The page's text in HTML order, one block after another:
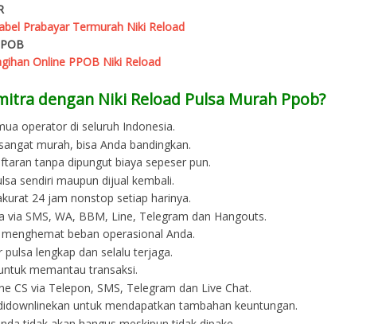
Prabayar Termurah Niki Reload
Online PPOB Niki Reload
dengan Niki Reload Pulsa Murah Ppob?
operator di seluruh Indonesia.
murah, bisa Anda bandingkan.
tanpa dipungut biaya sepeser pun.
sendiri maupun dijual kembali.
24 jam nonstop setiap harinya.
via SMS, WA, BBM, Line, Telegram dan Hangouts.
beban operasional Anda.
lengkap dan selalu terjaga.
memantau transaksi.
CS via Telepon, SMS, Telegram dan Live Chat.
untuk mendapatkan tambahan keuntungan.